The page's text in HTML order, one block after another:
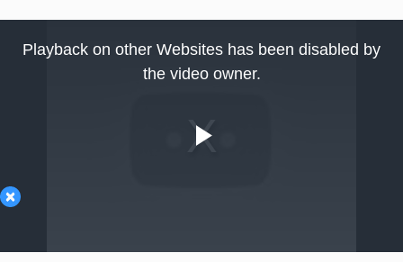
×
Video
Playback on other Websites has been disabled by
the video owner.